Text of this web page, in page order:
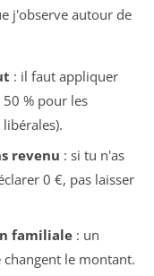
j'observe autour de
: il faut appliquer
% pour les
revenu : si tu n'as
0 €, pas laisser
familiale: un
changent le montant.